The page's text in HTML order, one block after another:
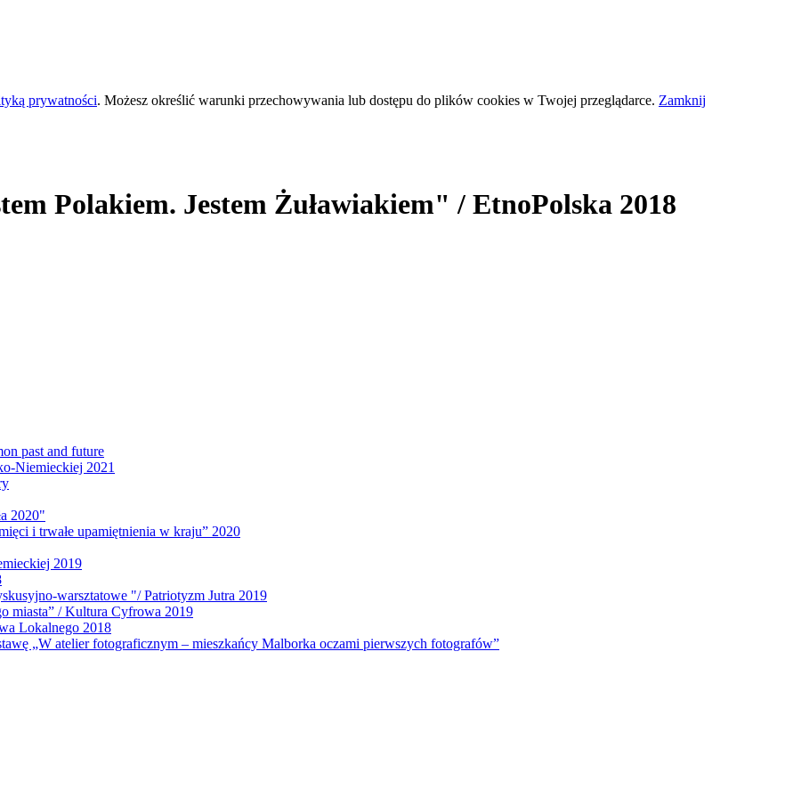
prywatności. Możesz określić warunki przechowywania lub dostępu do plików cookies w Twojej przeglądarce. Zamknij
Polakiem. Jestem Żuławiakiem" / EtnoPolska 2018
past and future
Niemieckiej 2021
2020"
i trwałe upamiętnienia w kraju” 2020
2019
warsztatowe "/ Patriotyzm Jutra 2019
miasta” / Kultura Cyfrowa 2019
Lokalnego 2018
„W atelier fotograficznym – mieszkańcy Malborka oczami pierwszych fotografów”